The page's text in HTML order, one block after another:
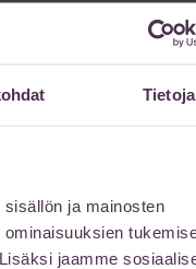
Tietoja
ja mainosten
jaamme
kasvojenkohotusta
toipuminen
12 kuukautta kokonaan.